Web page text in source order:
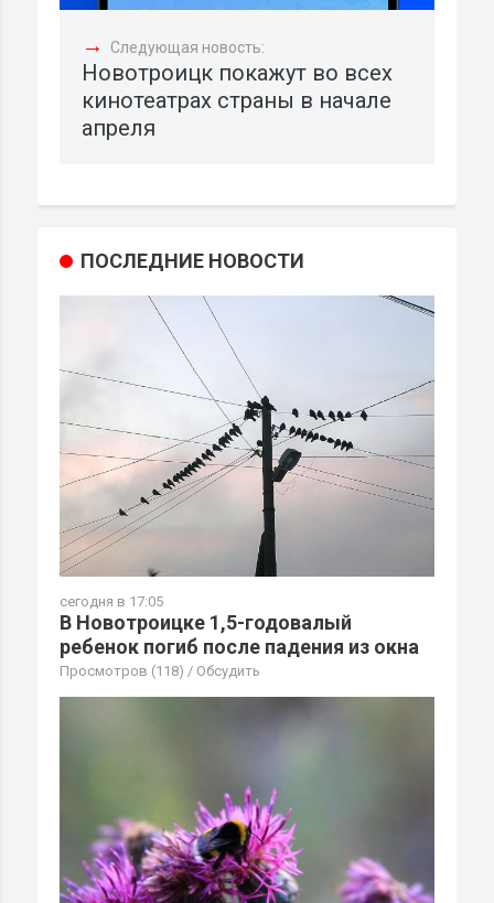
→ Следующая новость:
Новотроицк покажут во всех
кинотеатрах страны в начале
апреля
ПОСЛЕДНИЕ НОВОСТИ
сегодня в 17:05
В Новотроицке 1,5-годовалый
ребенок погиб после падения из окна
Просмотров (118) / Обсудить